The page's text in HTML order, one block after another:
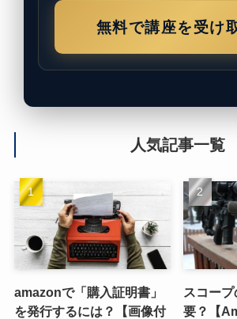
無料で講座を受け
人気記事一覧
amazonで「購入証明書」
を発行するには？【画像付
スコー
要？【